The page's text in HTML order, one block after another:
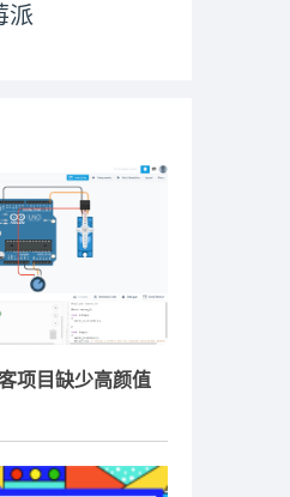
派
项目缺少高颜值